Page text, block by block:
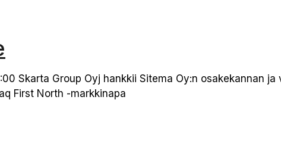
Skarta Group Oyj hankkii Sitema Oy:n osakekannan
First North -markkinapa